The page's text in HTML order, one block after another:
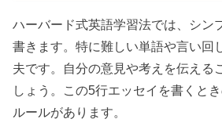
ハーバード式英語学習法では、シン
書きます。特に難しい単語や言い回
夫です。自分の意見や考えを伝える
しょう。この5行エッセイを書くと
ルールがあります。